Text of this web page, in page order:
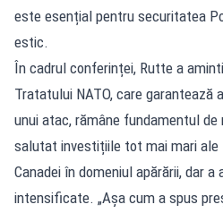
este esențial pentru securitatea
estic.
În cadrul conferinței, Rutte a
Tratatului NATO, care garantează
unui atac, rămâne fundamentul
salutat investițiile tot mai mari ale
Canadei în domeniul apărării, dar
intensificate. „Așa cum a spus